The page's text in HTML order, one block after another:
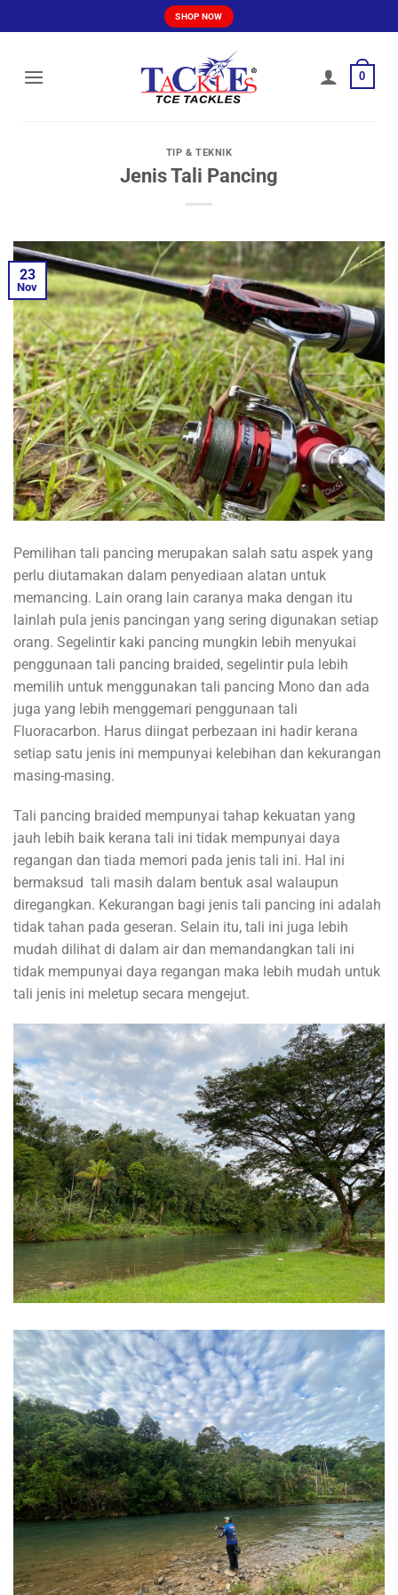
to
SHOP NOW
0
TIP & TEKNIK
Jenis Tali Pancing
23
Nov
Pemilihan tali pancing merupakan salah satu aspek yang
perlu diutamakan dalam penyediaan alatan untuk
memancing. Lain orang lain caranya maka dengan itu
lainlah pula jenis pancingan yang sering digunakan setiap
orang. Segelintir kaki pancing mungkin lebih menyukai
penggunaan tali pancing braided, segelintir pula lebih
memilih untuk menggunakan tali pancing Mono dan ada
juga yang lebih menggemari penggunaan tali
Fluoracarbon. Harus diingat perbezaan ini hadir kerana
setiap satu jenis ini mempunyai kelebihan dan kekurangan
masing-masing.
Tali pancing braided mempunyai tahap kekuatan yang
jauh lebih baik kerana tali ini tidak mempunyai daya
regangan dan tiada memori pada jenis tali ini. Hal ini
bermaksud tali masih dalam bentuk asal walaupun
diregangkan. Kekurangan bagi jenis tali pancing ini adalah
tidak tahan pada geseran. Selain itu, tali ini juga lebih
mudah dilihat di dalam air dan memandangkan tali ini
tidak mempunyai daya regangan maka lebih mudah untuk
tali jenis ini meletup secara mengejut.